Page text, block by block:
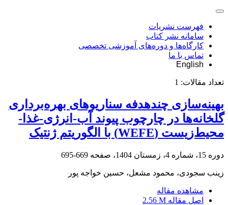
فهرست نشریات
سامانه نشر کتاب
کارگاه‌ها و دوره‌های آموزشی تخصصی
تماس با ما
English
تعداد مقالات: 1
بهینه‌سازی چندهدفه سناریوهای بهره‌برداری
گلخانه‌ها در چارچوب پیوند آب-انرژی-غذا-
محیط‌زیست (WEFE) با الگوریتم ژنتیک
دوره 15، شماره 4، زمستان 1404، صفحه 669-695
زینب سجودی، محمود مشعل، حسین خواجه پور
مشاهده مقاله
اصل مقاله 2.56 M